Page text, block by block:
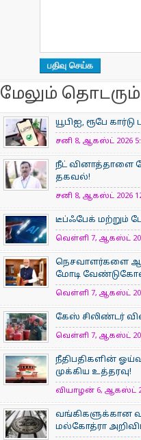
மேலும்
யூபிஐ, ரூபே
சனி 8, ஆகஸ்ட் 2026
நீட் வினாத்தாளை
தகவல்!
சனி 8, ஆகஸ்ட் 2026
டீப்ஃபேக் மற்றும்
வெள்ளி 7, ஆகஸ்ட் 2026
நெசவாளர்களை
மோடி
வெள்ளி 7, ஆகஸ்ட் 2026
கேஸ் சிலிண்டர்
வெள்ளி 7, ஆகஸ்ட் 2026
நீதிபதிகளின்
முக்கிய உத்தரவு!
வியாழன் 6, ஆகஸ்ட்
வங்கிகளுக்கான
மல்கோத்ரா